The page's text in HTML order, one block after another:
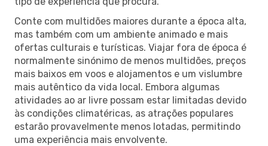
Conte com multidões maiores durante a época alta,
mas também com um ambiente animado e mais
ofertas culturais e turísticas. Viajar fora de época é
normalmente sinónimo de menos multidões, preços
mais baixos em voos e alojamentos e um vislumbre
mais autêntico da vida local. Embora algumas
atividades ao ar livre possam estar limitadas devido
às condições climatéricas, as atrações populares
estarão provavelmente menos lotadas, permitindo
uma experiência mais envolvente.